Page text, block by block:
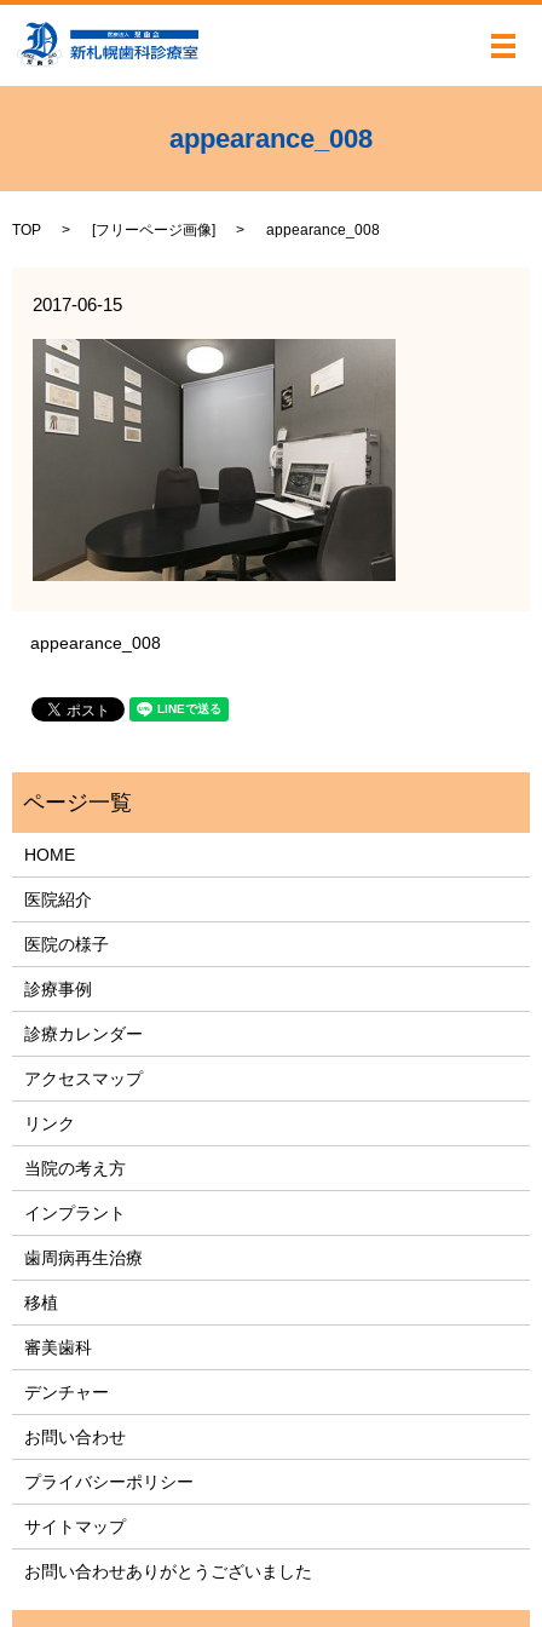
メ
appearance_008
TOP [フリーページ画像] appearance_008
2017-06-15
appearance_008
HOME
医院紹介
医院の様子
診療事例
診療カレンダー
アクセスマップ
リンク
当院の考え方
インプラント
歯周病再生治療
移植
審美歯科
デンチャー
お問い合わせ
プライバシーポリシー
サイトマップ
お問い合わせありがとうございました